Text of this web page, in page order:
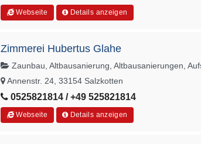
Webseite Details anzeigen
Zimmerei Hubertus Glahe
Zaunbau, Altbausanierung, Altbausanierungen,
Annenstr. 24, 33154 Salzkotten
0525821814 / +49 525821814
Webseite Details anzeigen